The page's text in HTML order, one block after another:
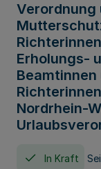
Verordnung
Erholungs-
Beamtinnen
Nordrhein-
In Kraft